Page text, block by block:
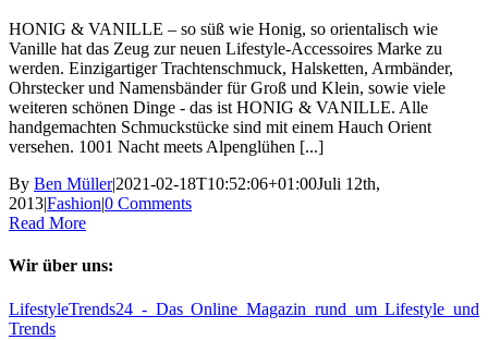
HONIG & VANILLE – so süß wie Honig, so orientalisch wie
Vanille hat das Zeug zur neuen Lifestyle-Accessoires Marke zu
werden. Einzigartiger Trachtenschmuck, Halsketten, Armbänder,
Ohrstecker und Namensbänder für Groß und Klein, sowie viele
weiteren schönen Dinge - das ist HONIG & VANILLE. Alle
handgemachten Schmuckstücke sind mit einem Hauch Orient
versehen. 1001 Nacht meets Alpenglühen [...]
By Ben Müller|2021-02-18T10:52:06+01:00Juli 12th,
2013|Fashion|0 Comments
Read More
Wir über uns:
LifestyleTrends24 - Das Online Magazin rund um Lifestyle und
Trends